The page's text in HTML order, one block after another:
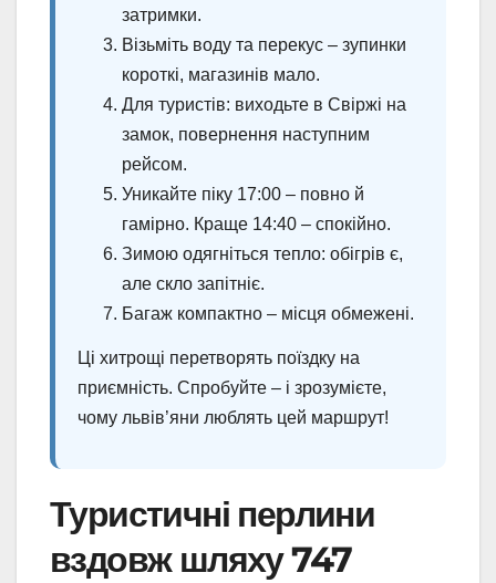
затримки.
Візьміть воду та перекус – зупинки
короткі, магазинів мало.
Для туристів: виходьте в Свіржі на
замок, повернення наступним
рейсом.
Уникайте піку 17:00 – повно й
гамірно. Краще 14:40 – спокійно.
Зимою одягніться тепло: обігрів є,
але скло запітніє.
Багаж компактно – місця обмежені.
Ці хитрощі перетворять поїздку на
приємність. Спробуйте – і зрозумієте,
чому львів’яни люблять цей маршрут!
Туристичні перлини
вздовж шляху 747